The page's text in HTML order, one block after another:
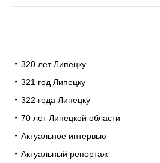
320 лет Липецку
321 год Липецку
322 года Липецку
70 лет Липецкой области
Актуальное интервью
Актуальный репортаж